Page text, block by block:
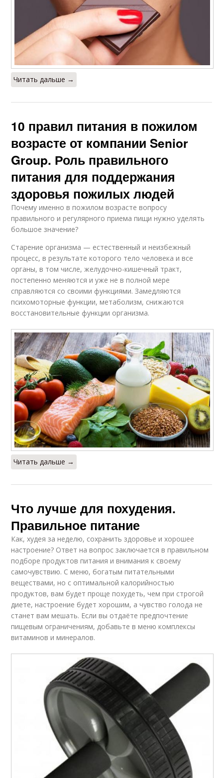
Читать дальше →
10 правил питания в пожилом
возрасте от компании Senior
Group. Роль правильного
питания для поддержания
здоровья пожилых людей
Почему именно в пожилом возрасте вопросу
правильного и регулярного приема пищи нужно уделять
большое значение?
Старение организма — естественный и неизбежный
процесс, в результате которого тело человека и все
органы, в том числе, желудочно-кишечный тракт,
постепенно меняются и уже не в полной мере
справляются со своими функциями. Замедляются
психомоторные функции, метаболизм, снижаются
восстановительные функции организма.
Читать дальше →
Что лучше для похудения.
Правильное питание
Как, худея за неделю, сохранить здоровье и хорошее
настроение? Ответ на вопрос заключается в правильном
подборе продуктов питания и внимания к своему
самочувствию. С меню, богатым питательными
веществами, но с оптимальной калорийностью
продуктов, вам будет проще похудеть, чем при строгой
диете, настроение будет хорошим, а чувство голода не
станет вам мешать. Если вы отдаёте предпочтение
пищевым ограничениям, добавьте в меню комплексы
витаминов и минералов.